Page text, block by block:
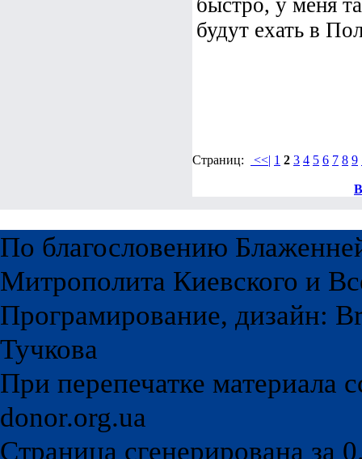
быстро, у меня
будут ехать в
Страниц: <<| 1 2 3 4 5 6 7 8 9
По благословению
Митрополита Киевского и
Програмирование, дизайн:
Тучкова
При перепечатке материала
donor.org.ua
Страница сгенерирована за